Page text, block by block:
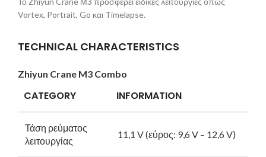
Vortex, Portrait, Go και Timelapse.
TECHNICAL CHARACTERISTICS
Zhiyun Crane M3 Combo
CATEGORY INFORMATION
Τάση ρεύματος
λειτουργίας
11,1 V (εύρος: 9,6 V – 12,6 V)